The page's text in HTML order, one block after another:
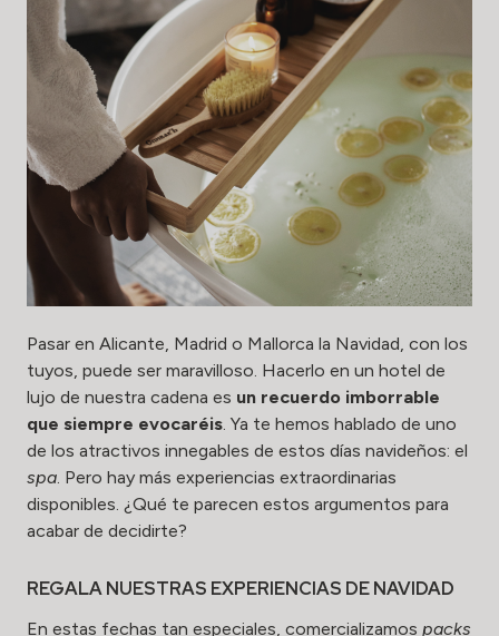
Pasar en Alicante, Madrid o Mallorca la Navidad, con los
tuyos, puede ser maravilloso. Hacerlo en un hotel de
lujo de nuestra cadena es un recuerdo imborrable
que siempre evocaréis . Ya te hemos hablado de uno
de los atractivos innegables de estos días navideños: el
spa . Pero hay más experiencias extraordinarias
disponibles. ¿Qué te parecen estos argumentos para
acabar de decidirte?
REGALA NUESTRAS EXPERIENCIAS DE NAVIDAD
En estas fechas tan especiales, comercializamos packs